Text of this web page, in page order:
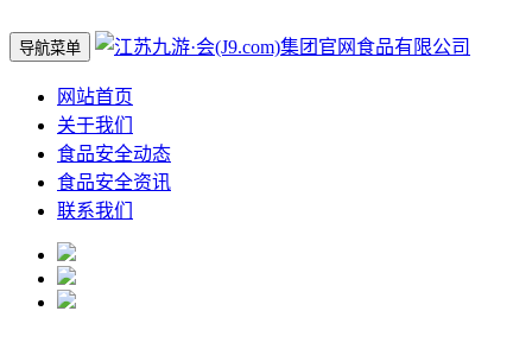
导航菜单
网站首页
关于我们
食品安全动态
食品安全资讯
联系我们